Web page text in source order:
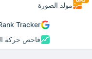
مولد الصورة
Tracker
فاحص حركة